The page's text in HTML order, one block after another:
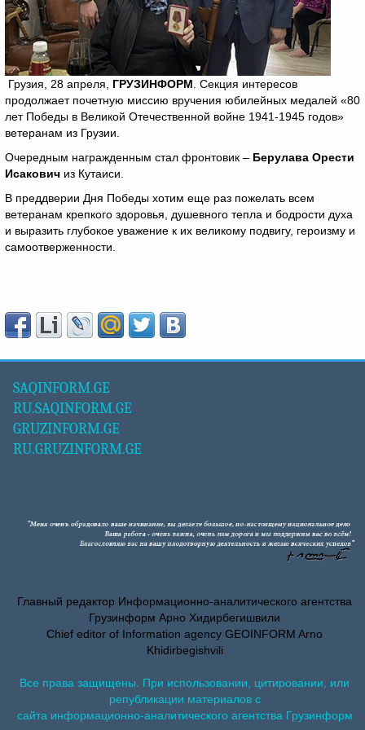
Грузия, 28 апреля, ГРУЗИНФОРМ . Секция интересов
продолжает почетную миссию вручения юбилейных медалей «80
лет Победы в Великой Отечественной войне 1941-1945 годов»
ветеранам из Грузии.
Очередным награжденным стал фронтовик – Берулава Орести
Исакович из Кутаиси.
В преддверии Дня Победы хотим еще раз пожелать всем
ветеранам крепкого здоровья, душевного тепла и бодрости духа
и выразить глубокое уважение к их великому подвигу, героизму и
самоотверженности.
SAQINFORM.GE
RU.SAQINFORM.GE
GRUZINFORM.GE
RU.GRUZINFORM.GE
Главный редактор Информационно-аналитического агентства
Грузинформ Арно Хидирбегишвили
Chief editor of Information agency GEOINFORM Arno
Khidirbegishvili
Все права защищены. При использовании, цитировании, или
републикации материалов с
сайта информационно-аналитического агентства Грузинформ